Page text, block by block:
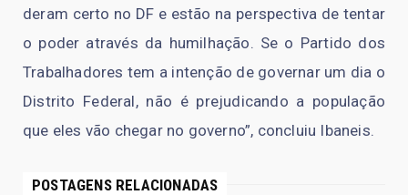
deram certo no DF e estão na perspectiva de tentar
o poder através da humilhação. Se o Partido dos
Trabalhadores tem a intenção de governar um dia o
Distrito Federal, não é prejudicando a população
que eles vão chegar no governo”, concluiu Ibaneis.
POSTAGENS RELACIONADAS